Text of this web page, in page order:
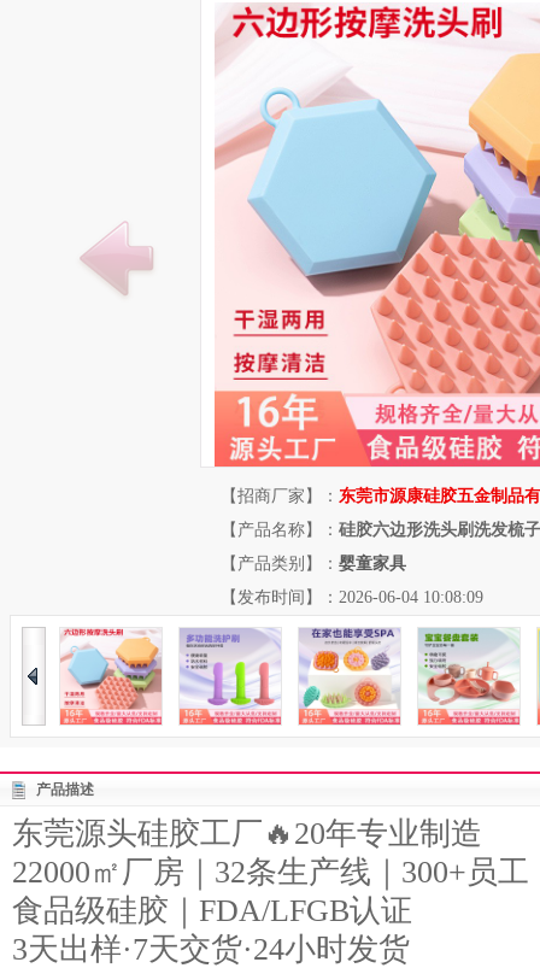
【招商厂家】： 东莞市源康硅胶五金制品
【产品名称】： 硅胶六边形洗头刷洗发梳
【产品类别】： 婴童家具
【发布时间】：2026-06-04 10:08:09
产品描述
东莞源头硅胶工厂🔥20年专业制造
22000㎡厂房｜32条生产线｜300+员工
食品级硅胶｜FDA/LFGB认证
3天出样·7天交货·24小时发货